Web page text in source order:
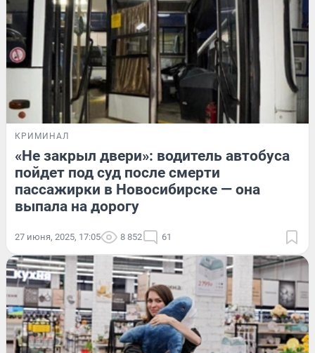
КРИМИНАЛ
«Не закрыл двери»: водитель автобуса
пойдет под суд после смерти
пассажирки в Новосибирске — она
выпала на дорогу
27 июня, 2025, 17:05 8 852 61